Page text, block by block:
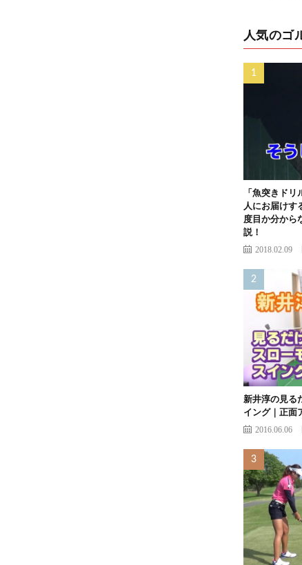
人気のゴ
「魚突きド
人にお届けす
度目か分から
説！
2018.02.09
新井淳の見る
イング｜正面
2016.06.06